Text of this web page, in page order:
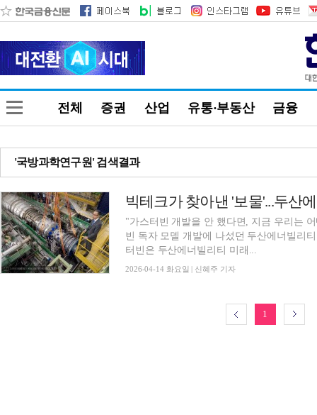
전체 증권 산업 유통·부동산 금융
'국방과학연구원' 검색결과
"가스터빈 개발을 안 했다면, 지금 우리는
빈 독자 모델 개발에 나섰던 두산에너빌리
터빈은 두산에너빌리티 미래...
2026-04-14 화요일 | 신혜주 기자
1